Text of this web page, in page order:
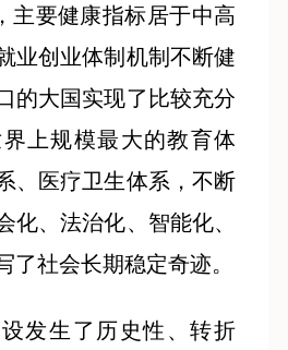
主要健康指标居于中高
业创业体制机制不断健
的大国实现了比较充分
上规模最大的教育体
、医疗卫生体系，不断
化、法治化、智能化、
了社会长期稳定奇迹。
发生了历史性、转折